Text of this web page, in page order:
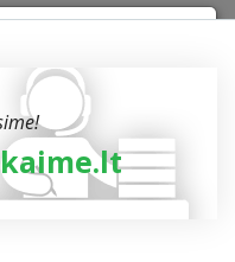
kokybę,
politika".